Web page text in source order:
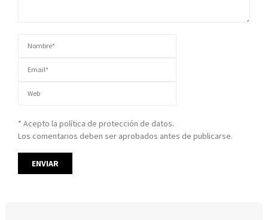
* Acepto la política de protección de datos.
Los comentarios deben ser aprobados antes de publicarse.